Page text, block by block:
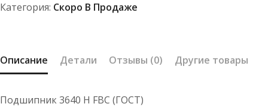
Категория: Скоро В Продаже
Описание Детали Отзывы (0) Другие товары
Подшипник 3640 Н FBC (ГОСТ)